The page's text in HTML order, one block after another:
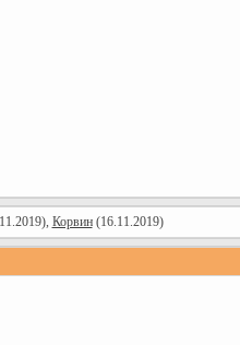
Корвин(16.11.2019)